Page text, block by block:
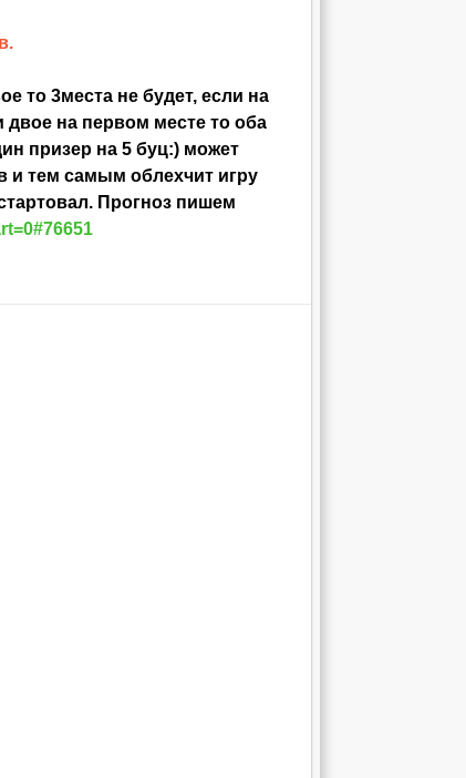
то 3места не будет, если на
двое на первом месте то оба
призер на 5 буц:) может
и тем самым облехчит игру
Прогноз пишем